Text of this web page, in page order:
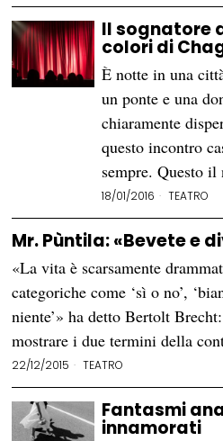
Il sognatore
colori di
È notte in una
un ponte e una
chiaramente
questo incontro
sempre. Questo
18/01/2016 TEATRO
Mr. Pùntila: «Bevete e
«La vita è scarsamente
categoriche come ‘sì o no’,
niente’» ha detto Bertolt
mostrare i due termini della
22/12/2015 TEATRO
Fantasmi
innamorati